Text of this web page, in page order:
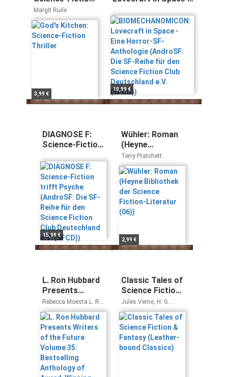
Thriller
Margit Ruile
3,99 €
Anthologie
(AndroSF: Die SF-
Reihe für den
Science Fiction Club
Deutschland e.V.
(SFCD))
10,99 €
DIAGNOSE F:
Science-Fiction
(AndroSF: Die
SF-Reihe für den
Science Fiction
Club
Deutschland e.V.
(SFCD))
15,99 €
Wühler: Roman
(Heyne
Bibliothek der
Science Fiction-
Literatur (06))
Terry Pratchett
2,99 €
L. Ron Hubbard
Presents
Writers of the
Future Volume
35: Bestselling
Anthology of
Award-Winning
Science Fiction
and Fantasy
Short Stories
Rebecca Moesta L. Ron
Hubbard
Classic Tales of
Science Fiction
& Fantasy
(Leather-bound
Classics)
Jules Verne, H. G.
Wells, Edgar Rice
Burroughs, Jack
London, Sir Arthur
Conan Doyle